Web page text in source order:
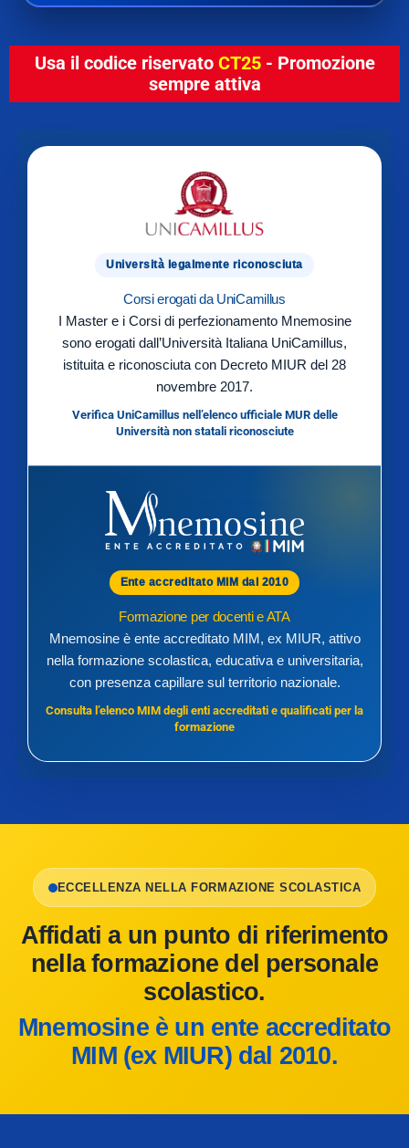
Usa il codice riservato CT25- Promozione
sempre attiva
Università legalmente riconosciuta
Corsi erogati da UniCamillus
I Master e i Corsi di perfezionamento Mnemosine
sono erogati dall’Università Italiana UniCamillus,
istituita e riconosciuta con Decreto MIUR del 28
novembre 2017.
Verifica UniCamillus nell’elenco ufficiale MUR delle
Università non statali riconosciute
Ente accreditato MIM dal 2010
Formazione per docenti e ATA
Mnemosine è ente accreditato MIM, ex MIUR, attivo
nella formazione scolastica, educativa e universitaria,
con presenza capillare sul territorio nazionale.
Consulta l’elenco MIM degli enti accreditati e qualificati per la
formazione
ECCELLENZA NELLA FORMAZIONE SCOLASTICA
Affidati a un punto di riferimento
nella formazione del personale
scolastico.
Mnemosine è un ente accreditato
MIM (ex MIUR) dal 2010.